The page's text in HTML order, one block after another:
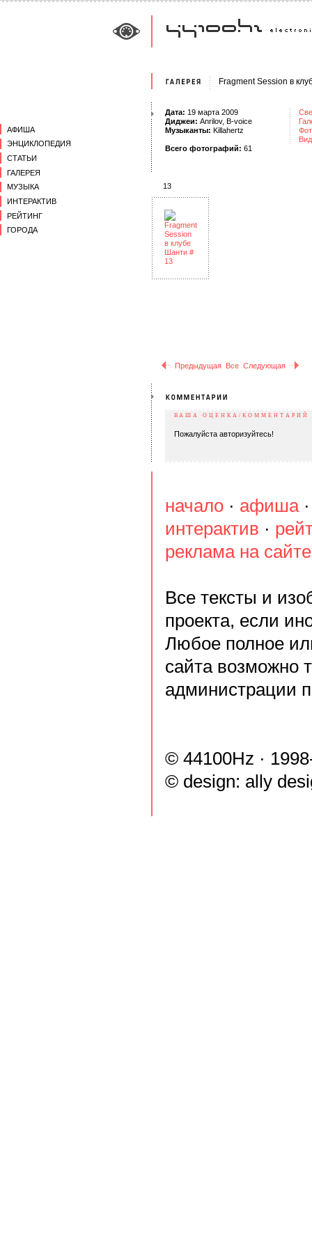
АФИША
ЭНЦИКЛОПЕДИЯ
СТАТЬИ
ГАЛЕРЕЯ
МУЗЫКА
ИНТЕРАКТИВ
РЕЙТИНГ
ГОРОДА
Fragment Session в
Дата: 19 марта 2009
Диджеи: Anrilov, B-voice
Музыканты: Killahertz
Всего фотографий: 61
13
Предыдущая Все Следующая
ВАША ОЦЕНКА/КОММЕНТАРИЙ
Пожалуйста авторизуйтесь!
начало · афиша
интерактив ·
реклама на сайте
Все тексты и
проекта, если
Любое полное
сайта возможно
администрации
© 44100Hz ·
© design: ally